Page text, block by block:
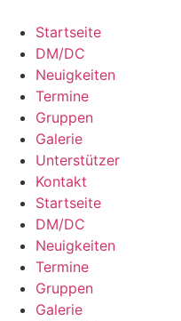
Inhalt
springen
Startseite
DM/DC
Neuigkeiten
Termine
Gruppen
Galerie
Unterstützer
Kontakt
Startseite
DM/DC
Neuigkeiten
Termine
Gruppen
Galerie